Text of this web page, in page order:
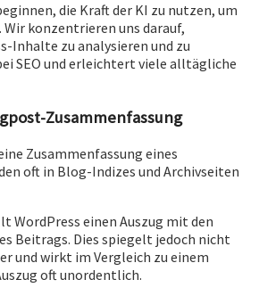
die Kraft der KI zu nutzen, um
konzentrieren uns darauf,
Inhalte zu analysieren und zu
SEO und erleichtert viele alltägliche
Zusammenfassung
Zusammenfassung eines
oft in Blog-Indizes und Archivseiten
WordPress einen Auszug mit den
Beitrags. Dies spiegelt jedoch nicht
und wirkt im Vergleich zu einem
oft unordentlich.